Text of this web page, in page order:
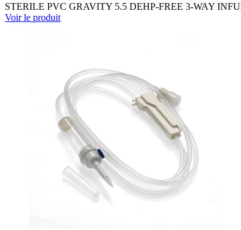
STERILE PVC GRAVITY 5.5 DEHP-FREE 3-WAY
Voir le produit